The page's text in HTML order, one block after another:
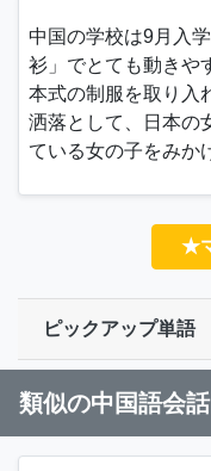
中国の学校は9月入
衫 」でとても動きや
本式の制服を取り入
洒落として、日本の
ている女の子をみか
★
ピックアップ単語
類似の中国語会話